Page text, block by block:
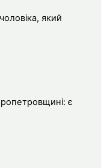
який
є